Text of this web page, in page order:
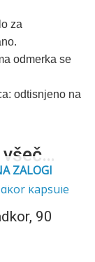
za
odmerka se
odtisnjeno na
ZALOGI
90